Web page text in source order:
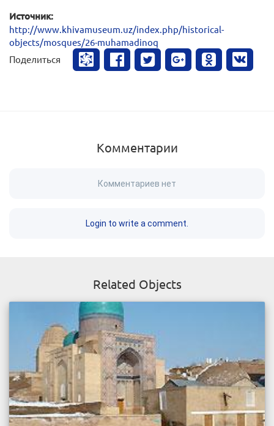
Источник:
http://www.khivamuseum.uz/index.php/historical-
objects/mosques/26-muhamadinoq
Поделиться
Комментарии
Комментариев нет
Login to write a comment.
Related Objects